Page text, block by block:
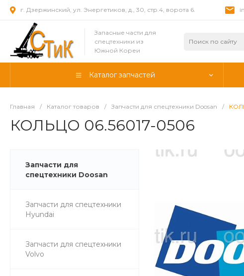
г. Дзержинский, ул. Энергетиков, д., 30, стр.4, ворота 6.
Запасные части для
спецтехники из
Южной Кореи
Каталог запчастей
Главная / Каталог товаров / Запчасти для спецтехники Doosan /
КОЛЬЦО 06.56017-0506
Запчасти для
спецтехники Doosan
Запчасти для спецтехники
Hyundai
Запчасти для спецтехники
Volvo